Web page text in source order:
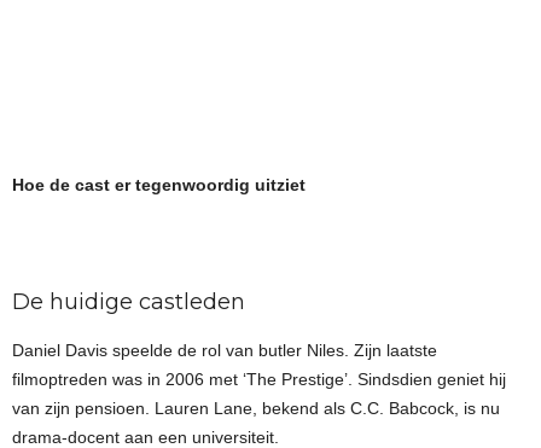
Hoe de cast er tegenwoordig uitziet
De huidige castleden
Daniel Davis speelde de rol van butler Niles. Zijn laatste
filmoptreden was in 2006 met ‘The Prestige’. Sindsdien geniet hij
van zijn pensioen. Lauren Lane, bekend als C.C. Babcock, is nu
drama-docent aan een universiteit.